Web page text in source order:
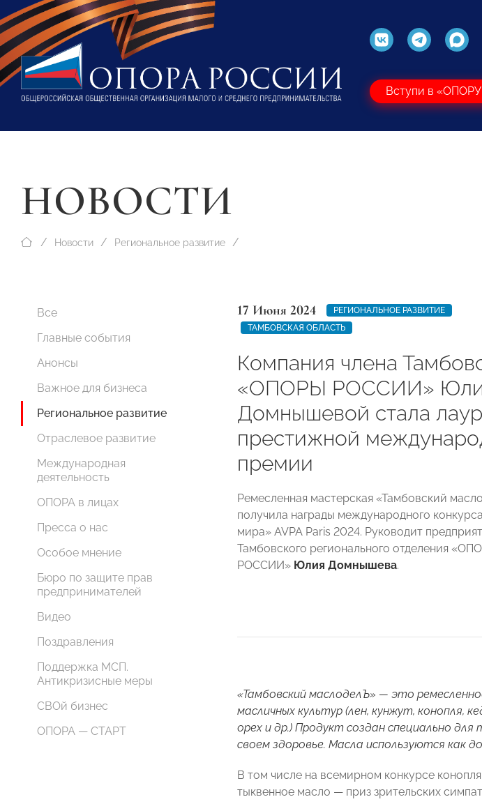
Вступи в
НОВОСТИ
Новости Региональное развитие
Все
Главные события
Анонсы
Важное для бизнеса
Региональное развитие
Отраслевое развитие
Международная
деятельность
ОПОРА в лицах
Пресса о нас
Особое мнение
Бюро по защите прав
предпринимателей
Видео
Поздравления
Поддержка МСП.
Антикризисные меры
СВОй бизнес
ОПОРА — СТАРТ
17 Июня 2024
РЕГИОНАЛЬНОЕ РАЗВИТИЕ
ТАМБОВСКАЯ ОБЛАСТЬ
Компания члена
«ОПОРЫ РОССИИ»
Домнышевой стала
престижной
премии
Ремесленная мастерская «Тамбовский
получила награды международного
мира» AVPA Paris 2024. Руководит
Тамбовского регионального отделения
РОССИИ» Юлия Домнышева.
«Тамбовский маслоделЪ» — это
масличных культур (лен, кунжут, конопля,
орех и др.) Продукт создан специально
своем здоровье. Масла используются как
В том числе на всемирном конкурсе
тыквенное масло — приз зрительских